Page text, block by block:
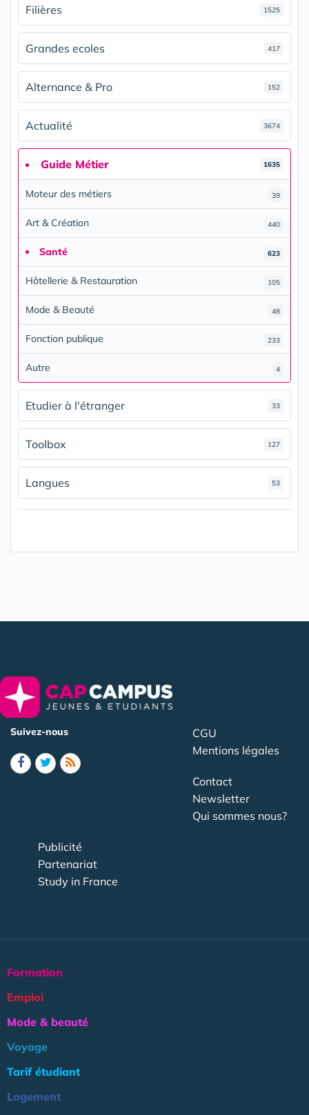
Filières 1525
Grandes ecoles 417
Alternance & Pro 152
Actualité 3674
Guide Métier 1635
Moteur des métiers 39
Art & Création 440
Santé 623
Hôtellerie & Restauration 105
Mode & Beauté 48
Fonction publique 233
Autre 4
Etudier à l'étranger 33
Toolbox 127
Langues 53
Suivez-nous
CGU
Mentions légales
Contact
Newsletter
Qui sommes nous?
Publicité
Partenariat
Study in France
Formation
Emploi
Mode & beauté
Voyage
Tarif étudiant
Logement